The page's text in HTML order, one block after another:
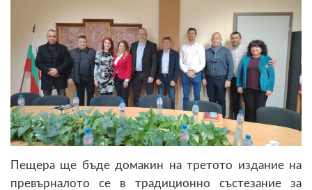
Пещера ще бъде домакин на третото издание на
превърналото се в традиционно състезание за